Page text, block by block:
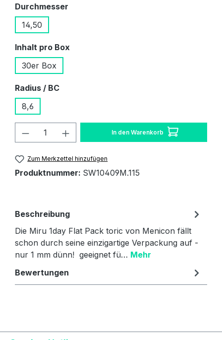
Durchmesser
14,50
Inhalt pro Box
30er Box
Radius / BCauswählen
8,6
Produkt Anzahl: Gib den
In den Warenkorb
Zum Merkzettel hinzufügen
Produktnummer: SW10409M.115
Beschreibung
Die Miru 1day Flat Pack toric von Menicon fällt
schon durch seine einzigartige Verpackung auf -
nur 1 mm dünn! geeignet fü… Mehr
Bewertungen
Text vergrößern Hochkontrastmodus